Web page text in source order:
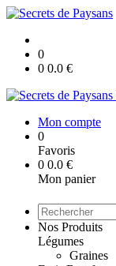
0
0 0.0 €
Mon compte
0
Favoris
0 0.0 €
Mon panier
Nos Produits
Légumes
Graines